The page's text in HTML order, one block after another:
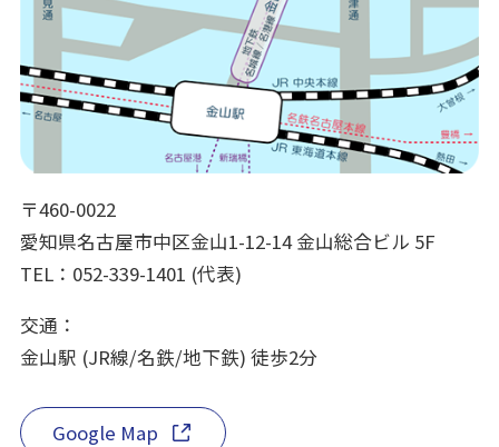
〒460-0022
愛知県名古屋市中区金山1-12-14 金山総合ビル 5F
TEL：052-339-1401 (代表)
交通：
金山駅 (JR線/名鉄/地下鉄) 徒歩2分
Google Map